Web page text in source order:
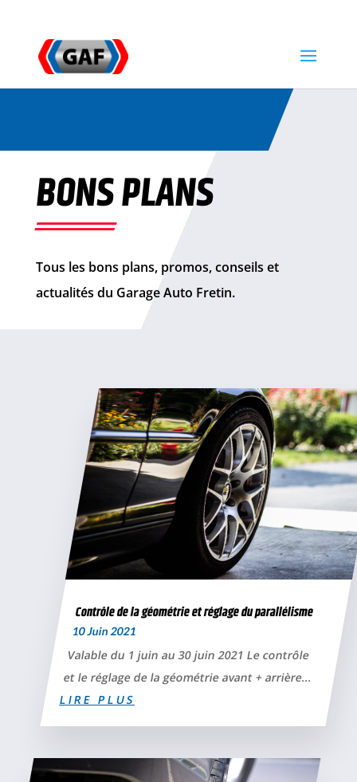
BONS PLANS
Tous les bons plans, promos, conseils et
actualités du Garage Auto Fretin.
Contrôle de la géométrie et réglage du parallélisme
10 Juin 2021
Valable du 1 juin au 30 juin 2021 Le contrôle
et le réglage de la géométrie avant + arrière...
LIRE PLUS